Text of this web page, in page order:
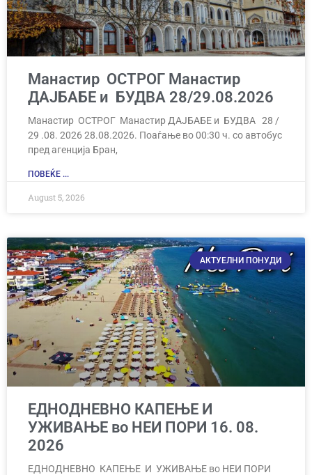
Манастир ОСТРОГ Манастир
ДАЈБАБЕ и БУДВА 28/29.08.2026
Манастир ОСТРОГ Манастир ДАЈБАБЕ и БУДВА 28 /
29 .08. 2026 28.08.2026. Поаѓање во 00:30 ч. со автобус
пред агенција Бран,
ПОВЕЌЕ ...
August 5, 2026
АКТУЕЛНИ ПОНУДИ
ЕДНОДНЕВНО КАПЕЊЕ И
УЖИВАЊЕ во НЕИ ПОРИ 16. 08.
2026
ЕДНОДНЕВНО КАПЕЊЕ И УЖИВАЊЕ во НЕИ ПОРИ